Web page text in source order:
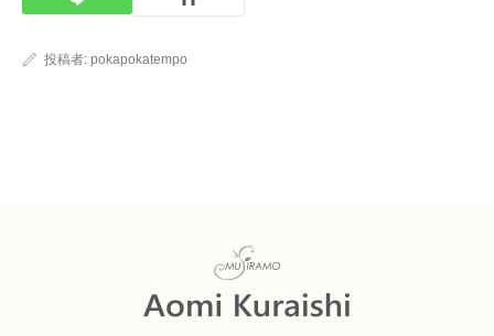
投稿者: pokapokatempo